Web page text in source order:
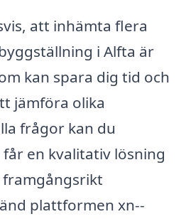
att inhämta flera
i Alfta är
kan spara dig tid och
jämföra olika
frågor kan du
en kvalitativ lösning
plattformen xn--